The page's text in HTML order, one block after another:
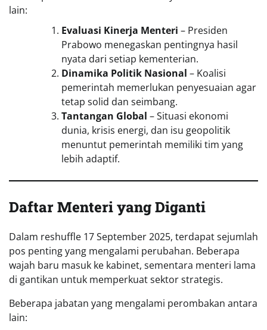
lain:
Evaluasi Kinerja Menteri – Presiden
Prabowo menegaskan pentingnya hasil
nyata dari setiap kementerian.
Dinamika Politik Nasional – Koalisi
pemerintah memerlukan penyesuaian agar
tetap solid dan seimbang.
Tantangan Global – Situasi ekonomi
dunia, krisis energi, dan isu geopolitik
menuntut pemerintah memiliki tim yang
lebih adaptif.
Daftar Menteri yang Diganti
Dalam reshuffle 17 September 2025, terdapat sejumlah
pos penting yang mengalami perubahan. Beberapa
wajah baru masuk ke kabinet, sementara menteri lama
di gantikan untuk memperkuat sektor strategis.
Beberapa jabatan yang mengalami perombakan antara
lain: